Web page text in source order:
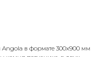
в формате 300x900 мм